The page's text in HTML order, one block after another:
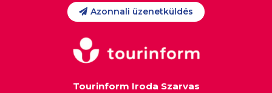
Azonnali üzenetküldés
Tourinform Iroda Szarvas